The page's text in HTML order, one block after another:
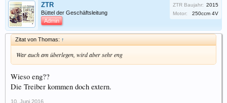
ZTR
Büttel der Geschäftsleitung
Admin
ZTR Baujahr: 2015
Motor:
250ccm 4V
Zitat von Thomas: ↑
War auch am überlegen, wird aber sehr eng
Wieso eng??
Die Treiber kommen doch extern.
10. Juni 2016